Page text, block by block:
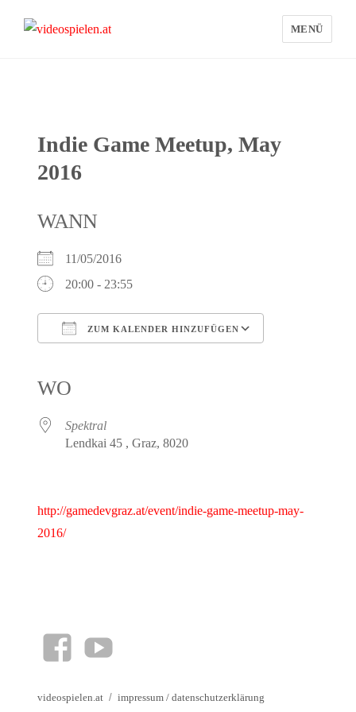
MENÜ
Indie Game Meetup, May
2016
WANN
11/05/2016
20:00 - 23:55
ZUM KALENDER HINZUFÜGEN
WO
Spektral
Lendkai 45 , Graz, 8020
http://gamedevgraz.at/event/indie-game-meetup-may-
2016/
facebookYouTube
videospielen.at impressum /datenschutzerklärung